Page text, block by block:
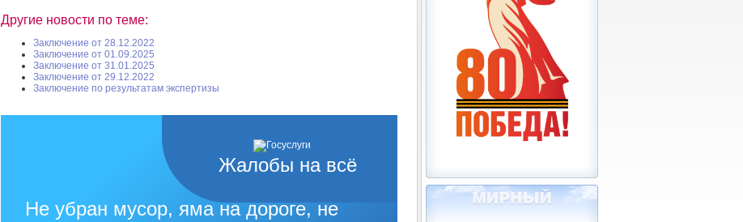
Другие новости по теме:
Заключение от 28.12.2022
Заключение от 01.09.2025
Заключение от 31.01.2025
Заключение от 29.12.2022
Заключение по результатам экспертизы
Жалобы на всё
Не убран мусор, яма на дороге, не